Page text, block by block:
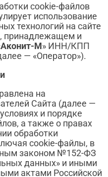
cookie-файлов
использование
технологий на сайте
принадлежащем и
Аконит-М» ИНН/КПП
— «Оператор»).
на
Сайта (далее —
и порядке
а также о правах
обработки
cookie-файлы, в
законом №152-ФЗ
данных» и иными
актами Российской